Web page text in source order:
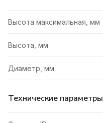
Высота максимальная, мм
Высота, мм
Диаметр, мм
Технические параметры